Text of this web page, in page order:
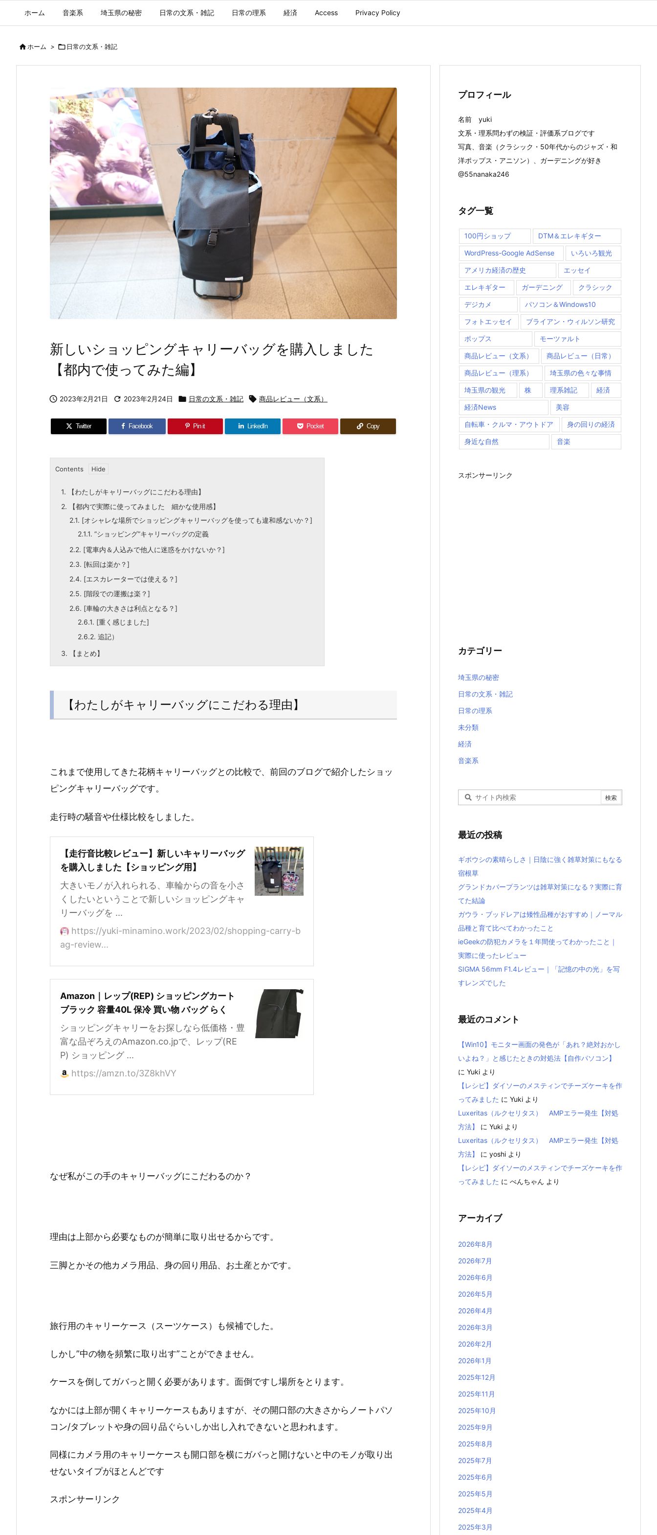
ホーム 音楽系 埼玉県の秘密 日常の文系・雑記 日常の理系 経済 Access Privacy Policy
ホーム >  日常の文系・雑記
新しいショッピングキャリーバッグを購入しました
【都内で使ってみた編】
 2023年2月21日  2023年2月24日  日常の文系・雑記  商品レビュー（文系）
Twitter Facebook Pin it LinkedIn Pocket Copy
Contents
1. 【わたしがキャリーバッグにこだわる理由】
2. 【都内で実際に使ってみました 細かな使用感】
2.1. [オシャレな場所でショッピングキャリーバッグを使っても違和感ないか？]
2.1.1. ”ショッピング”キャリーバッグの定義
2.2. [電車内＆人込みで他人に迷惑をかけないか？]
2.3. [転回は楽か？]
2.4. [エスカレーターでは使える？]
2.5. [階段での運搬は楽？]
2.6. [車輪の大きさは利点となる？]
2.6.1. [重く感じました]
2.6.2. 追記）
3. 【まとめ】
【わたしがキャリーバッグにこだわる理由】
これまで使用してきた花柄キャリーバッグとの比較で、前回のブログで紹介したショッ
ピングキャリーバッグです。
走行時の騒音や仕様比較をしました。
【走行音比較レビュー】新しいキャリーバッグ
を購入しました【ショッピング用】
大きいモノが入れられる、車輪からの音を小さ
くしたいということで新しいショッピングキャ
リーバッグを ...
https://yuki-minamino.work/2023/02/shopping-carry-b
ag-review...
Amazon｜レップ(REP) ショッピングカート
ブラック 容量40L 保冷 買い物 バッグ らく
ショッピングキャリーをお探しなら低価格・豊
富な品ぞろえのAmazon.co.jpで、レップ(RE
P) ショッピング ...
https://amzn.to/3Z8khVY
なぜ私がこの手のキャリーバッグにこだわるのか？
理由は上部から必要なものが簡単に取り出せるからです。
三脚とかその他カメラ用品、身の回り用品、お土産とかです。
旅行用のキャリーケース（スーツケース）も候補でした。
しかし”中の物を頻繁に取り出す”ことができません。
ケースを倒してガバっと開く必要があります。面倒ですし場所をとります。
なかには上部が開くキャリーケースもありますが、その開口部の大きさからノートパソ
コン/タブレットや身の回り品ぐらいしか出し入れできないと思われます。
同様にカメラ用のキャリーケースも開口部を横にガバっと開けないと中のモノが取り出
せないタイプがほとんどです
スポンサーリンク
プロフィール
名前 yuki
文系・理系問わずの検証・評価系ブログです
写真、音楽（クラシック・50年代からのジャズ・和
洋ポップス・アニソン）、ガーデニングが好き
@55nanaka246
タグ一覧
100円ショップ DTM＆エレキギター
WordPress-Google AdSense いろいろ観光
アメリカ経済の歴史 エッセイ
エレキギター ガーデニング クラシック
デジカメ パソコン＆Windows10
フォトエッセイ ブライアン・ウィルソン研究
ポップス モーツァルト
商品レビュー（文系） 商品レビュー（日常）
商品レビュー（理系） 埼玉県の色々な事情
埼玉県の観光 株 理系雑記 経済
経済News 美容
自転車・クルマ・アウトドア 身の回りの経済
身近な自然 音楽
スポンサーリンク
カテゴリー
埼玉県の秘密
日常の文系・雑記
日常の理系
未分類
経済
音楽系
最近の投稿
ギボウシの素晴らしさ｜日陰に強く雑草対策にもなる
宿根草
グランドカバープランツは雑草対策になる？実際に育
てた結論
ガウラ・ブッドレアは矮性品種がおすすめ｜ノーマル
品種と育て比べてわかったこと
ieGeekの防犯カメラを１年間使ってわかったこと｜
実際に使ったレビュー
SIGMA 56mm F1.4レビュー｜「記憶の中の光」を写
すレンズでした
最近のコメント
【Win10】モニター画面の発色が「あれ？絶対おかし
いよね？」と感じたときの対処法【自作パソコン】
に Yuki より
【レシピ】ダイソーのメスティンでチーズケーキを作
ってみました に Yuki より
Luxeritas（ルクセリタス） AMPエラー発生【対処
方法】
に Yuki より
Luxeritas（ルクセリタス） AMPエラー発生【対処
方法】
に yoshi より
【レシピ】ダイソーのメスティンでチーズケーキを作
ってみました に べんちゃん より
アーカイブ
2026年8月
2026年7月
2026年6月
2026年5月
2026年4月
2026年3月
2026年2月
2026年1月
2025年12月
2025年11月
2025年10月
2025年9月
2025年8月
2025年7月
2025年6月
2025年5月
2025年4月
2025年3月